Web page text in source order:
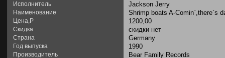
Исполнитель Jackson Jerry
Наименование Shrimp boats A-Comin`,there`s
Цена,Р 1200,00
Скидка скидки нет
Страна Germany
Год выпуска 1990
Производитель Bear Family Records